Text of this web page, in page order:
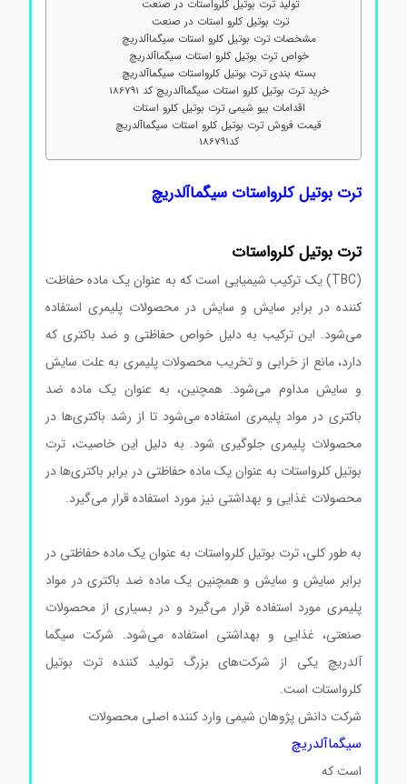
تولید ترت بوتیل کلرواستات در صنعت
ترت بوتیل کلرو استات در صنعت
مشخصات ترت بوتیل کلرو استات سیگماآلدریچ
خواص ترت بوتیل کلرو استات سیگماآلدریچ
بسته بندی ترت بوتیل کلرواستات سیگماآلدریچ
خرید ترت بوتیل کلرو استات سیگماآلدریچ کد 186791
اقدامات بیو شیمی ترت بوتیل کلرو استات
قیمت فروش ترت بوتیل کلرو استات سیگماآلدریچ
ترت بوتیل کلرواستات سیگماآلدریچ
ترتبوتیلکلرواستات
(TBC) یک ترکیب شیمیایی است که به عنوان یک ماده حفاظت
کننده در برابر سایش و سایش در محصولات پلیمری استفاده
می‌شود. این ترکیب به دلیل خواص حفاظتی و ضد باکتری که
دارد، مانع از خرابی و تخریب محصولات پلیمری به علت سایش
و سایش مداوم می‌شود. همچنین، به عنوان یک ماده ضد
باکتری در مواد پلیمری استفاده می‌شود تا از رشد باکتری‌ها در
محصولات پلیمری جلوگیری شود. به دلیل این خاصیت، ترت
بوتیل کلرواستات به عنوان یک ماده حفاظتی در برابر باکتری‌ها در
محصولات غذایی و بهداشتی نیز مورد استفاده قرار می‌گیرد.ترت
به طور کلی، ترت بوتیل کلرواستات به عنوان یک ماده حفاظتی در
برابر سایش و سایش و همچنین یک ماده ضد باکتری در مواد
پلیمری مورد استفاده قرار می‌گیرد و در بسیاری از محصولات
صنعتی، غذایی و بهداشتی استفاده می‌شود. شرکت سیگما
آلدریچ یکی از شرکت‌های بزرگ تولید کننده ترت بوتیل
کلرواستات است.ترت بوتیل کلرو استات
شرکت دانش پژوهان شیمی وارد کننده اصلی محصولات
سیگماآلدریچ
است که